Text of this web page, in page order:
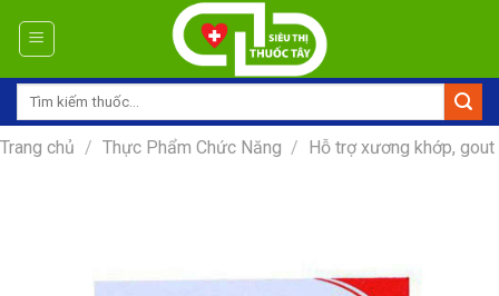
Tìm
Trang chủ / Thực Phẩm Chức Năng / Hỗ trợ xương khớp, gout